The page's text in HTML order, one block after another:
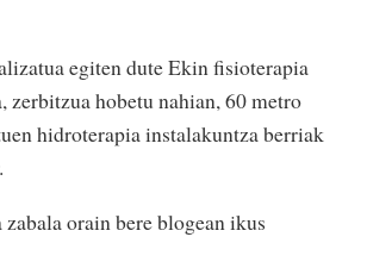
egiten dute Ekin fisioterapia
zerbitzua hobetu nahian, 60 metro
hidroterapia instalakuntza berriak
orain bere blogean ikus